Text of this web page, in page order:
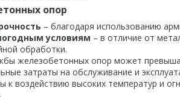
опор
– благодаря использованию
условиям – в отличие от
обработки.
железобетонных опор может
затраты на обслуживание и
к воздействию высоких температур и